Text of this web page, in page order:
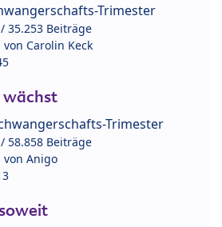
Trimester
35.253 Beiträge
von Carolin Keck
wächst
Trimester
58.858 Beiträge
von Anigo